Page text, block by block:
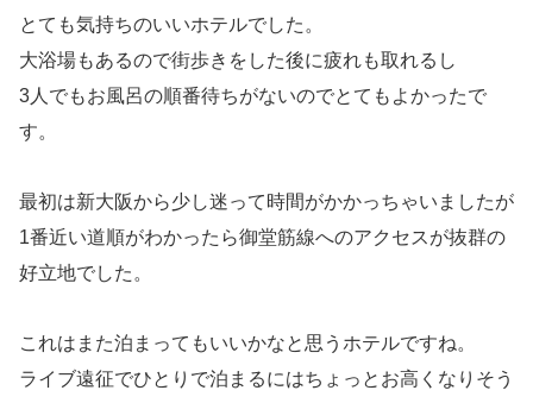
とても気持ちのいいホテルでした。
大浴場もあるので街歩きをした後に疲れも取れるし
3人でもお風呂の順番待ちがないのでとてもよかったで
す。
最初は新大阪から少し迷って時間がかかっちゃいましたが
1番近い道順がわかったら御堂筋線へのアクセスが抜群の
好立地でした。
これはまた泊まってもいいかなと思うホテルですね。
ライブ遠征でひとりで泊まるにはちょっとお高くなりそう